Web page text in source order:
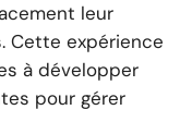
leur
Cette expérience
à développer
pour gérer